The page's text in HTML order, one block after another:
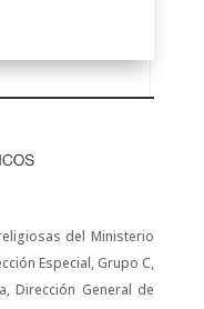
del Ministerio
Especial, Grupo C,
Dirección General de